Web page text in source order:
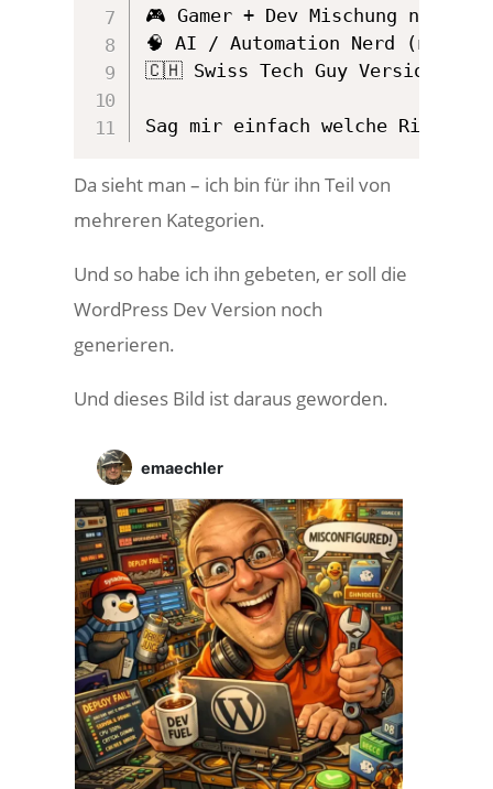
🎮 Gamer + Dev Mischung noch
🧠 AI / Automation Nerd (n8n,
🇨🇭 Swiss Tech Guy Version
Sag mir einfach welche
Da sieht man – ich bin für ihn Teil von
mehreren Kategorien.
Und so habe ich ihn gebeten, er soll die
WordPress Dev Version noch
generieren.
Und dieses Bild ist daraus geworden.